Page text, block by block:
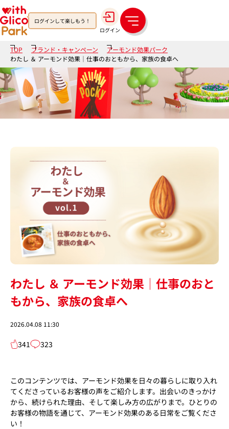
ログインして楽しもう！
ログイン
メ
ニ
ュ
ー
TOP ブランド・キャンペーン
アーモンド効果パーク
わたし ＆ アーモンド効果│仕事のおともから、家族の食卓へ
わたし ＆ アーモンド効果│仕事のおと
もから、家族の食卓へ
2026.04.08 11:30
341 323
このコンテンツでは、アーモンド効果を日々の暮らしに取り入れ
てくださっているお客様の声をご紹介します。出会いのきっかけ
から、続けられた理由、そして楽しみ方の広がりまで。ひとりの
お客様の物語を通じて、アーモンド効果のある日常をご覧くださ
い！